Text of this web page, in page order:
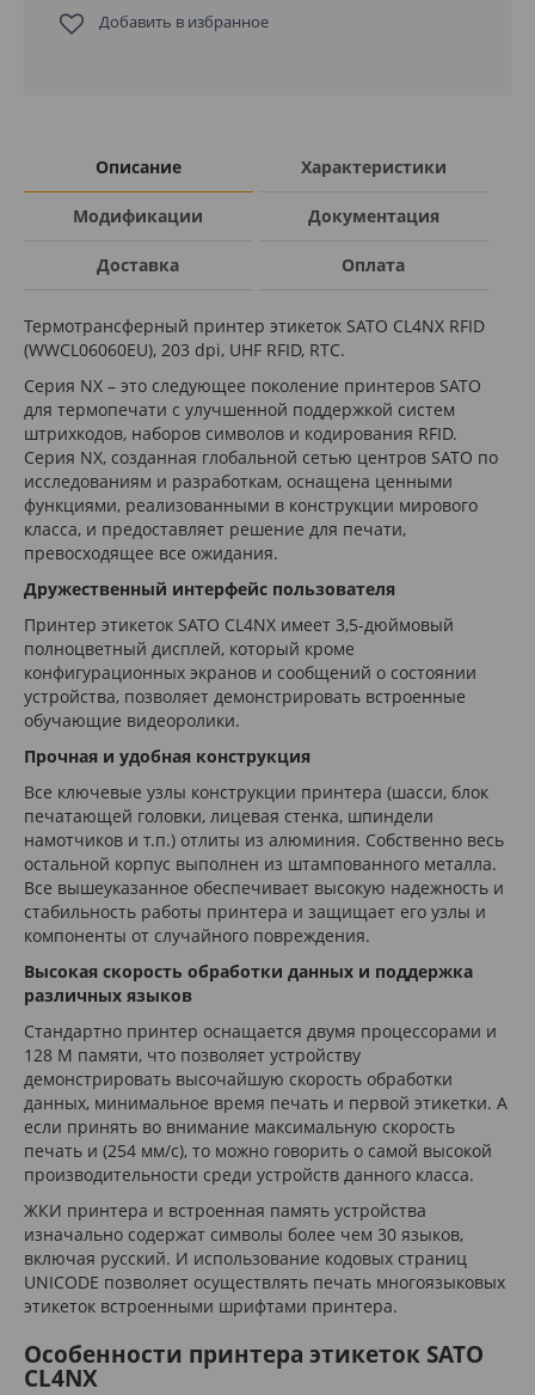
Добавить в избранное
Описание Характеристики
Модификации Документация
Доставка Оплата
Термотрансферный принтер этикеток SATO CL4NX RFID
(WWCL06060EU), 203 dpi, UHF RFID, RTC.
Серия NX – это следующее поколение принтеров SATO
для термопечати с улучшенной поддержкой систем
штрихкодов, наборов символов и кодирования RFID.
Серия NX, созданная глобальной сетью центров SATO по
исследованиям и разработкам, оснащена ценными
функциями, реализованными в конструкции мирового
класса, и предоставляет решение для печати,
превосходящее все ожидания.
Дружественный интерфейс пользователя
Принтер этикеток SATO CL4NX имеет 3,5-дюймовый
полноцветный дисплей, который кроме
конфигурационных экранов и сообщений о состоянии
устройства, позволяет демонстрировать встроенные
обучающие видеоролики.
Прочная и удобная конструкция
Все ключевые узлы конструкции принтера (шасси, блок
печатающей головки, лицевая стенка, шпиндели
намотчиков и т.п.) отлиты из алюминия. Собственно весь
остальной корпус выполнен из штампованного металла.
Все вышеуказанное обеспечивает высокую надежность и
стабильность работы принтера и защищает его узлы и
компоненты от случайного повреждения.
Высокая скорость обработки данных и поддержка
различных языков
Стандартно принтер оснащается двумя процессорами и
128 М памяти, что позволяет устройству
демонстрировать высочайшую скорость обработки
данных, минимальное время печать и первой этикетки. А
если принять во внимание максимальную скорость
печать и (254 мм/с), то можно говорить о самой высокой
производительности среди устройств данного класса.
ЖКИ принтера и встроенная память устройства
изначально содержат символы более чем 30 языков,
включая русский. И использование кодовых страниц
UNICODE позволяет осуществлять печать многоязыковых
этикеток встроенными шрифтами принтера.
Особенности принтера этикеток SATO
CL4NX